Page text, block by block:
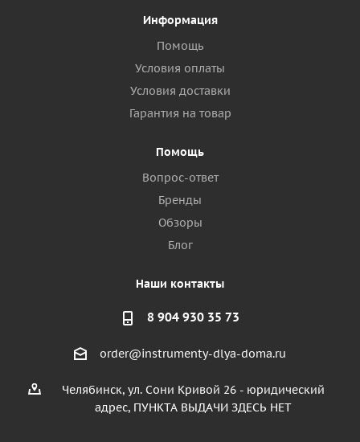
Информация
Помощь
Условия оплаты
Условия доставки
Гарантия на товар
Помощь
Вопрос-ответ
Бренды
Обзоры
Блог
Наши контакты
8 904 930 35 73
order@instrumenty-dlya-doma.ru
Челябинск, ул. Сони Кривой 26 - юридический
адрес, ПУНКТА ВЫДАЧИ ЗДЕСЬ НЕТ